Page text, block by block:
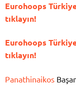
Eurohoops
tıklayın!
Eurohoops
tıklayın!
Panathinaikos